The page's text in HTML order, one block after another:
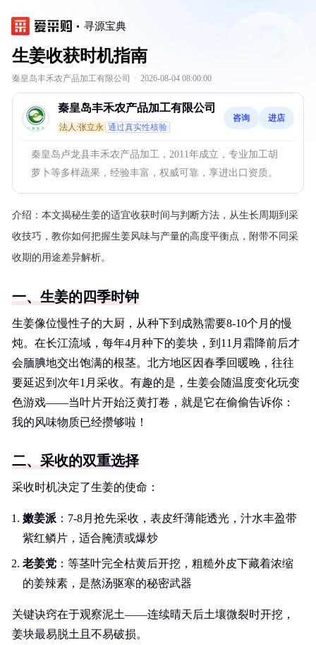
寻源宝典
生姜收获时机指南
秦皇岛丰禾农产品加工有限公司 · 2026-08-04 08:00:00
秦皇岛丰禾农产品加工有限公司
法人:张立永 通过真实性核验
咨询 进店
秦皇岛卢龙县丰禾农产品加工，2011年成立，专业加工胡
萝卜等多样蔬果，经验丰富，权威可靠，享进出口资质。
介绍： 本文揭秘生姜的适宜收获时间与判断方法，从生长周期到采
收技巧，教你如何把握生姜风味与产量的高度平衡点，附带不同采
收期的用途差异解析。
一、生姜的四季时钟
生姜像位慢性子的大厨，从种下到成熟需要8-10个月的慢
炖。在长江流域，每年4月种下的姜块，到11月霜降前后才
会腼腆地交出饱满的根茎。北方地区因春季回暖晚，往往
要延迟到次年1月采收。有趣的是，生姜会随温度变化玩变
色游戏——当叶片开始泛黄打卷，就是它在偷偷告诉你：
我的风味物质已经攒够啦！
二、采收的双重选择
采收时机决定了生姜的使命：
嫩姜派 ：7-8月抢先采收，表皮纤薄能透光，汁水丰盈带
紫红鳞片，适合腌渍或爆炒
老姜党 ：等茎叶完全枯黄后开挖，粗糙外皮下藏着浓缩
的姜辣素，是熬汤驱寒的秘密武器
关键诀窍在于观察泥土——连续晴天后土壤微裂时开挖，
姜块最易脱土且不易破损。